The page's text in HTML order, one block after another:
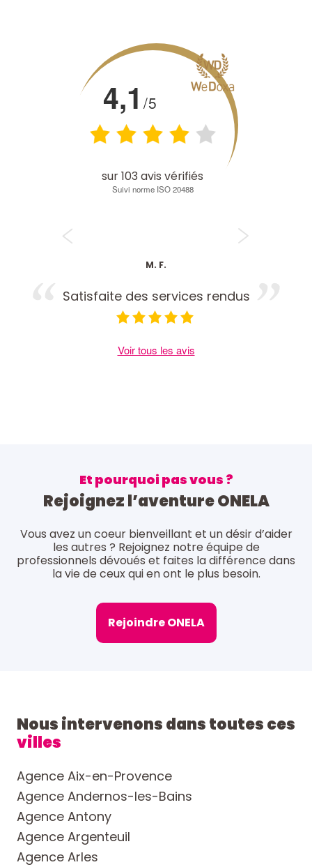
4,1 /5
sur103 avis vérifiés
Suivi norme ISO 20488
M. F.
Satisfaite des services rendus
Voir tous les avis
Et pourquoi pas vous ?
Rejoignez l’aventure ONELA
Vous avez un coeur bienveillant et un désir d’aider
les autres ? Rejoignez notre équipe de
professionnels dévoués et faites la différence dans
la vie de ceux qui en ont le plus besoin.
Rejoindre ONELA
Nous intervenons dans toutes ces
villes
Agence Aix-en-Provence
Agence Andernos-les-Bains
Agence Antony
Agence Argenteuil
Agence Arles